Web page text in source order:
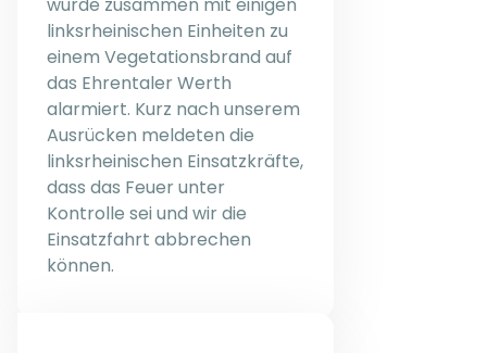
linksrheinischen Einheiten zu
einem Vegetationsbrand auf
das Ehrentaler Werth
alarmiert. Kurz nach unserem
Ausrücken meldeten die
linksrheinischen Einsatzkräfte,
dass das Feuer unter
Kontrolle sei und wir die
Einsatzfahrt abbrechen
können.